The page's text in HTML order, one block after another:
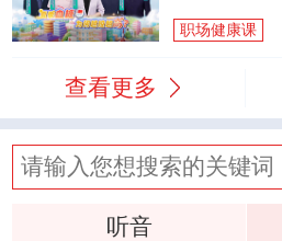
职场健康课
查看更多
听音